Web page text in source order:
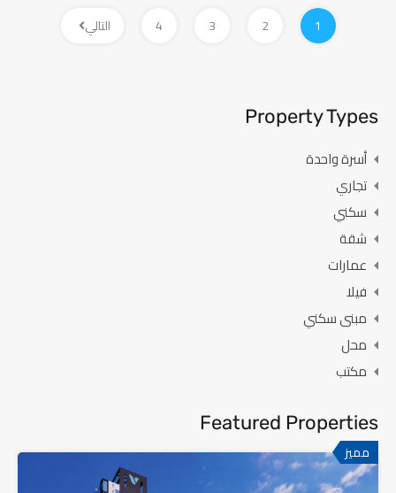
1
2
3
4 التالي
Property Types
أسرة واحدة
تجاري
سكني
شقة
عمارات
فيلا
مبنى سكني
محل
مكتب
Featured Properties
مميز